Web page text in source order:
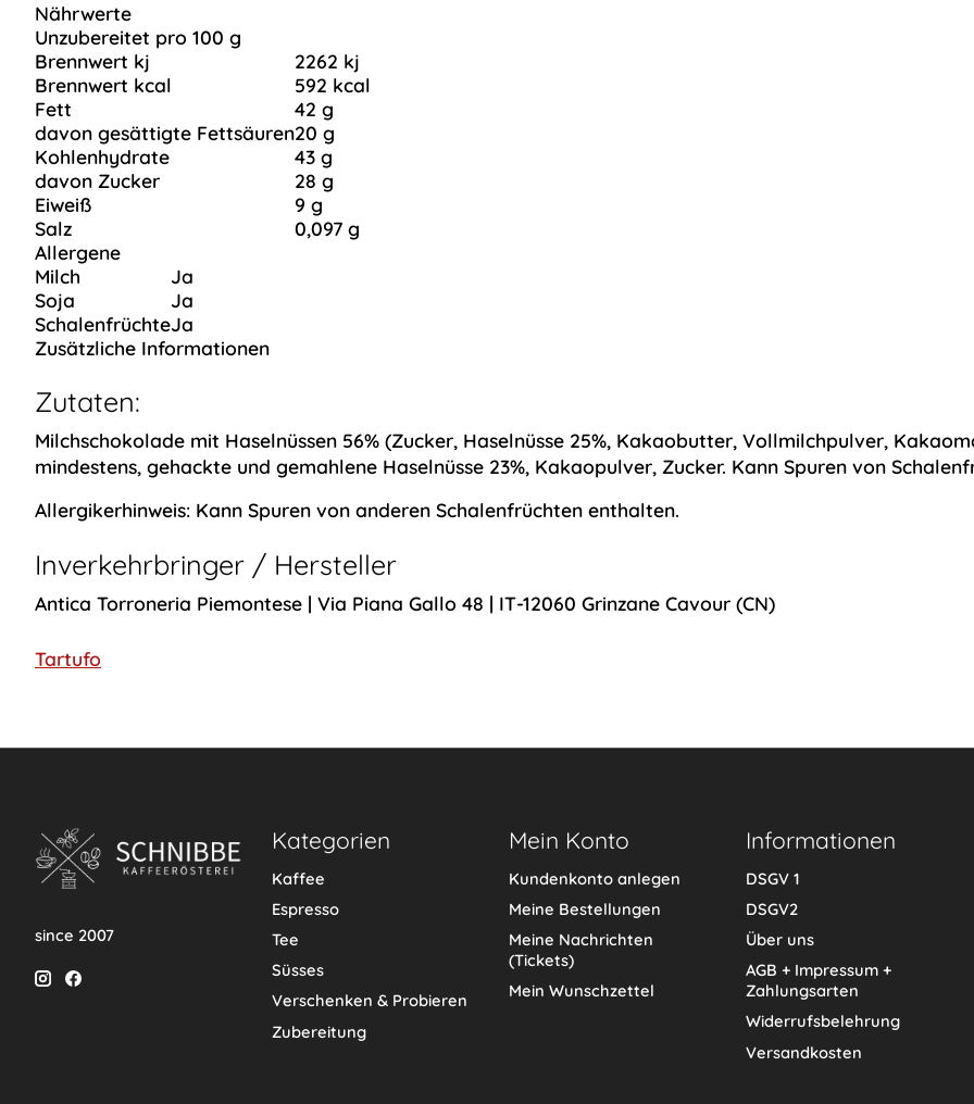
Nährwerte
Unzubereitet pro 100 g
Brennwert kj
2262 kj
Brennwert kcal
592 kcal
Fett
42 g
davon gesättigte Fettsäuren20 g
Kohlenhydrate
43 g
davon Zucker
28 g
Eiweiß
9 g
Salz
0,097 g
Allergene
Milch
Ja
Soja
Ja
SchalenfrüchteJa
Zusätzliche Informationen
Zutaten:
Milchschokolade mit Haselnüssen 56% (Zucker, Haselnüsse 25%, Kakaobutter, Vollmilchpulver,
mindestens, gehackte und gemahlene Haselnüsse 23%, Kakaopulver, Zucker. Kann Spuren von
Allergikerhinweis: Kann Spuren von anderen Schalenfrüchten enthalten.
Inverkehrbringer / Hersteller
Antica Torroneria Piemontese | Via Piana Gallo 48 | IT-12060 Grinzane Cavour (CN)
Tartufo
since 2007
Kategorien
Kaffee
Espresso
Tee
Süsses
Verschenken & Probieren
Zubereitung
Mein Konto
Kundenkonto anlegen
Meine Bestellungen
Meine Nachrichten
(Tickets)
Mein Wunschzettel
Informationen
DSGV 1
DSGV2
Über uns
AGB + Impressum +
Zahlungsarten
Widerrufsbelehrung
Versandkosten